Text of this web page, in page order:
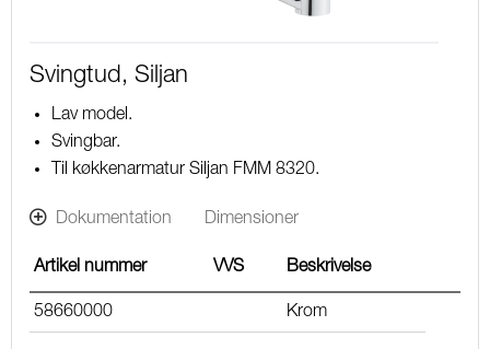
Svingtud, Siljan
Lav model.
Svingbar.
Til køkkenarmatur Siljan FMM 8320.
Dokumentation Dimensioner
Artikel nummer VVS Beskrivelse
58660000 Krom